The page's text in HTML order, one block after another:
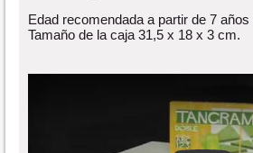
Edad recomendada a partir de 7
Tamaño de la caja 31,5 x 18 x 3 cm.